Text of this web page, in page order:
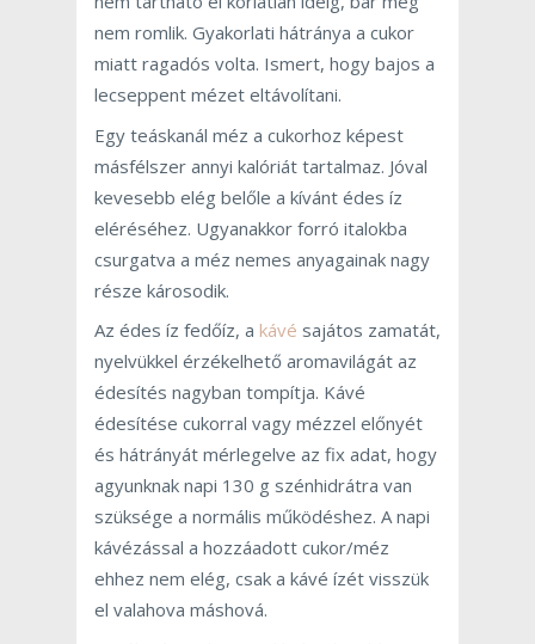
nem romlik. Gyakorlati hátránya a cukor
miatt ragadós volta. Ismert, hogy bajos a
lecseppent mézet eltávolítani.
Egy teáskanál méz a cukorhoz képest
másfélszer annyi kalóriát tartalmaz. Jóval
kevesebb elég belőle a kívánt édes íz
eléréséhez. Ugyanakkor forró italokba
csurgatva a méz nemes anyagainak nagy
része károsodik.
Az édes íz fedőíz, a kávé sajátos zamatát,
nyelvükkel érzékelhető aromavilágát az
édesítés nagyban tompítja. Kávé
édesítése cukorral vagy mézzel előnyét
és hátrányát mérlegelve az fix adat, hogy
agyunknak napi 130 g szénhidrátra van
szüksége a normális működéshez. A napi
kávézással a hozzáadott cukor/méz
ehhez nem elég, csak a kávé ízét visszük
el valahova máshová.